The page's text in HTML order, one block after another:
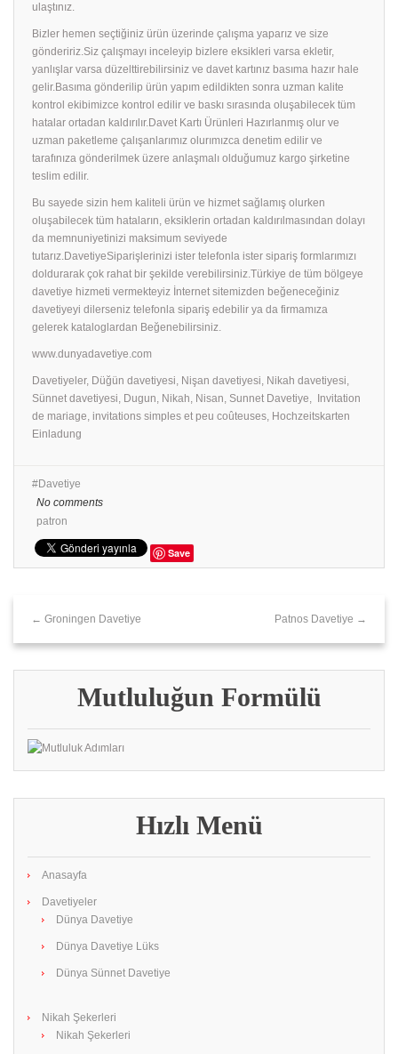
ulaştınız.
Bizler hemen seçtiğiniz ürün üzerinde çalışma yaparız ve size
göndeririz.Siz çalışmayı inceleyip bizlere eksikleri varsa ekletir,
yanlışlar varsa düzelttirebilirsiniz ve davet kartınız basıma hazır hale
gelir.Basıma gönderilip ürün yapım edildikten sonra uzman kalite
kontrol ekibimizce kontrol edilir ve baskı sırasında oluşabilecek tüm
hatalar ortadan kaldırılır.Davet Kartı Ürünleri Hazırlanmış olur ve
uzman paketleme çalışanlarımız olurımızca denetim edilir ve
tarafınıza gönderilmek üzere anlaşmalı olduğumuz kargo şirketine
teslim edilir.
Bu sayede sizin hem kaliteli ürün ve hizmet sağlamış olurken
oluşabilecek tüm hataların, eksiklerin ortadan kaldırılmasından dolayı
da memnuniyetinizi maksimum seviyede
tutarız.DavetiyeSiparişlerinizi ister telefonla ister sipariş formlarımızı
doldurarak çok rahat bir şekilde verebilirsiniz.Türkiye de tüm bölgeye
davetiye hizmeti vermekteyiz İnternet sitemizden beğeneceğiniz
davetiyeyi dilerseniz telefonla sipariş edebilir ya da firmamıza
gelerek kataloglardan Beğenebilirsiniz.
www.dunyadavetiye.com
Davetiyeler, Düğün davetiyesi, Nişan davetiyesi, Nikah davetiyesi,
Sünnet davetiyesi, Dugun, Nikah, Nisan, Sunnet Davetiye, Invitation
de mariage, invitations simples et peu coûteuses, Hochzeitskarten
Einladung
Davetiye
No comments
patron
Save
← Groningen Davetiye Patnos Davetiye →
Mutluluğun Formülü
Hızlı Menü
Anasayfa
Davetiyeler
Dünya Davetiye
Dünya Davetiye Lüks
Dünya Sünnet Davetiye
Nikah Şekerleri
Nikah Şekerleri